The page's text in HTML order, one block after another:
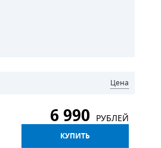
Цена
6 990 РУБЛЕЙ
КУПИТЬ